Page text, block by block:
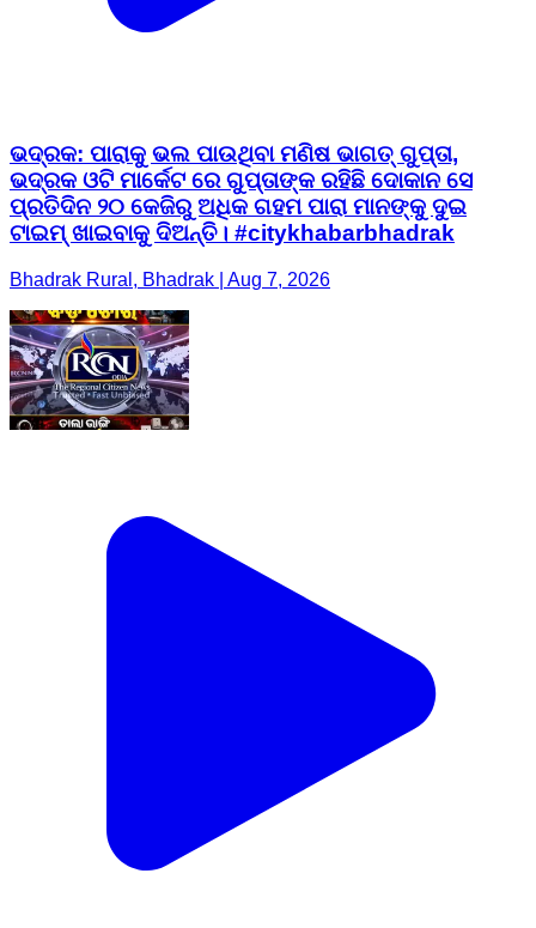
ଭଦ୍ରକ: ପାରାକୁ ଭଲ ପାଉଥିବା ମଣିଷ ଭାଗତ୍ ଗୁପ୍ତା,
ଭଦ୍ରକ ଓଟି ମାର୍କେଟ ରେ ଗୁପ୍ତାଙ୍କ ରହିଛି ଦୋକାନ ସେ
ପ୍ରତିଦିନ ୨୦ କେଜିରୁ ଅଧିକ ଗହମ ପାରା ମାନଙ୍କୁ ଦୁଇ
ଟାଇମ୍ ଖାଇବାକୁ ଦିଅନ୍ତି। #citykhabarbhadrak
Bhadrak Rural, Bhadrak | Aug 7, 2026